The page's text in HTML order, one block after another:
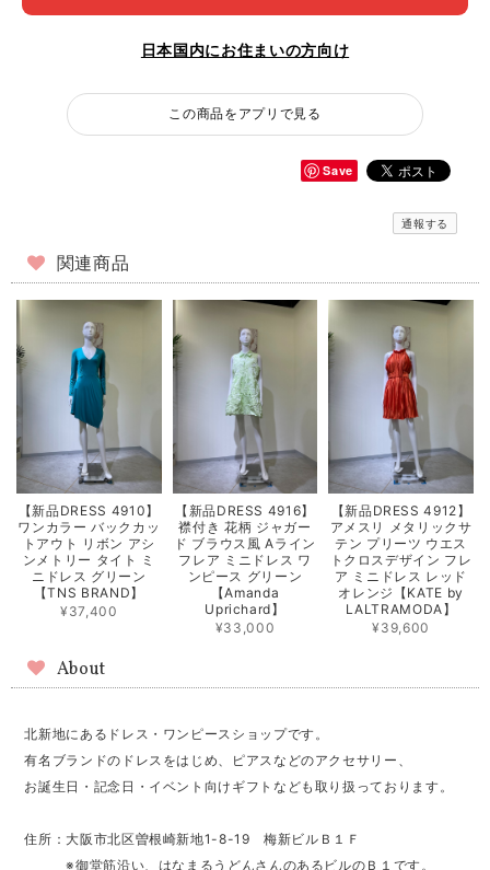
日本国内にお住まいの方向け
この商品をアプリで見る
Save
通報する
関連商品
【新品DRESS 4910】
ワンカラー バックカッ
トアウト リボン アシ
ンメトリー タイト ミ
ニドレス グリーン
【TNS BRAND】
¥37,400
【新品DRESS 4916】
襟付き 花柄 ジャガー
ド ブラウス風 Aライン
フレア ミニドレス ワ
ンピース グリーン
【Amanda
Uprichard】
¥33,000
【新品DRESS 4912】
アメスリ メタリックサ
テン プリーツ ウエス
トクロスデザイン フレ
ア ミニドレス レッド
オレンジ【KATE by
LALTRAMODA】
¥39,600
About
北新地にあるドレス・ワンピースショップです。
有名ブランドのドレスをはじめ、ピアスなどのアクセサリー、
お誕生日・記念日・イベント向けギフトなども取り扱っております。
住所：大阪市北区曽根崎新地1-8-19 梅新ビルＢ１Ｆ
※御堂筋沿い、はなまるうどんさんのあるビルのＢ１です。